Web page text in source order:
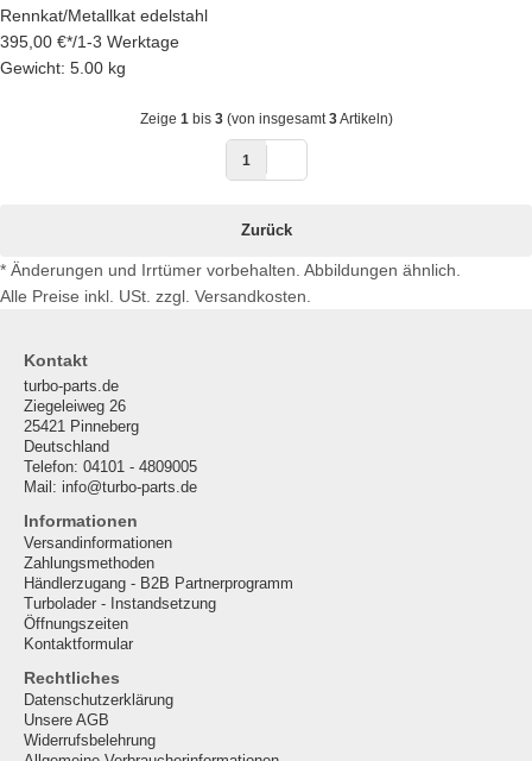
Rennkat/Metallkat edelstahl
395,00 €*/1-3 Werktage
Gewicht: 5.00 kg
Zeige 1bis 3(von insgesamt3Artikeln)
1
Zurück
* Änderungen und Irrtümer vorbehalten. Abbildungen ähnlich.
Alle Preise inkl. USt. zzgl. Versandkosten.
Kontakt
turbo-parts.de
Ziegeleiweg 26
25421 Pinneberg
Deutschland
Telefon: 04101 - 4809005
Mail: info@turbo-parts.de
Informationen
Versandinformationen
Zahlungsmethoden
Händlerzugang - B2B Partnerprogramm
Turbolader - Instandsetzung
Öffnungszeiten
Kontaktformular
Rechtliches
Datenschutzerklärung
Unsere AGB
Widerrufsbelehrung